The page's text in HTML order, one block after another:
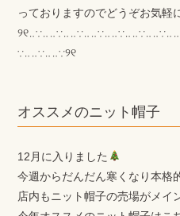
っておりますのでどうぞお気軽
∵‥‥∵‥‥∵୨୧
オススメのニット帽子
12月に入りました
今週からだんだん寒くなり本格
店内もニット帽子の売場がメイ